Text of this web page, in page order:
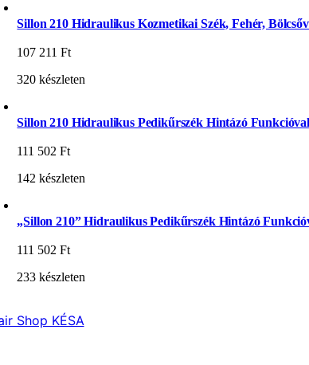
Sillon 210 Hidraulikus Kozmetikai Szék, Fehér,
107 211Ft
320 készleten
Sillon 210 Hidraulikus Pedikűrszék Hintázó
111 502Ft
142 készleten
„Sillon 210” Hidraulikus Pedikűrszék Hintázó
111 502Ft
233 készleten
Shop KÉSA